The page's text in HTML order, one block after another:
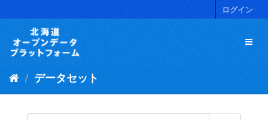
キ
ログイン
データセット